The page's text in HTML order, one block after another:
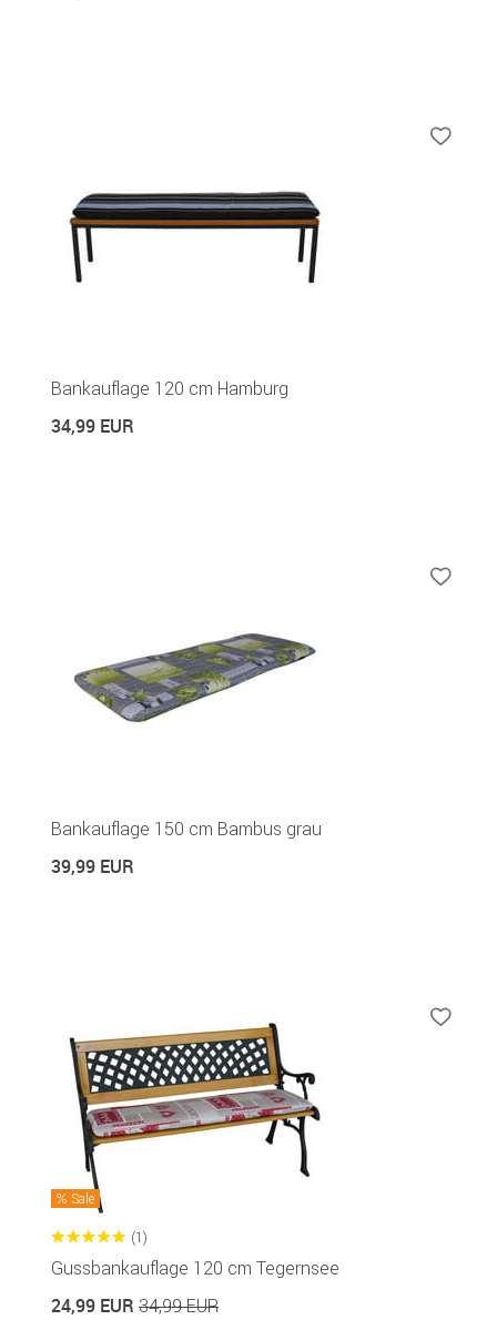
Bankauflage 120 cm Hamburg
34,99 EUR
Bankauflage 150 cm Bambus grau
39,99 EUR
Sale
(1)
Gussbankauflage 120 cm Tegernsee
24,99 EUR 34,99 EUR